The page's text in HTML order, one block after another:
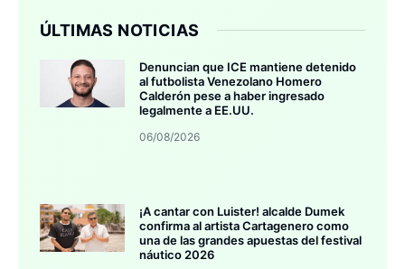
ÚLTIMAS NOTICIAS
Denuncian que ICE mantiene detenido
al futbolista Venezolano Homero
Calderón pese a haber ingresado
legalmente a EE.UU.
06/08/2026
¡A cantar con Luister! alcalde Dumek
confirma al artista Cartagenero como
una de las grandes apuestas del festival
náutico 2026